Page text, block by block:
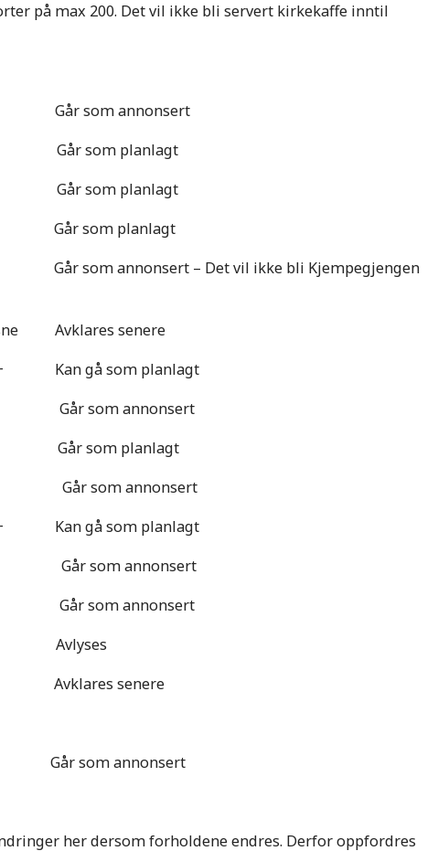
på max 200. Det vil ikke bli servert kirkekaffe inntil
som annonsert
som planlagt
som planlagt
som planlagt
annonsert – Det vil ikke bli Kjempegjengen
Avklares senere
Kan gå som planlagt
som annonsert
som planlagt
som annonsert
Kan gå som planlagt
Går som annonsert
som annonsert
Avlyses
senere
annonsert
her dersom forholdene endres. Derfor oppfordres